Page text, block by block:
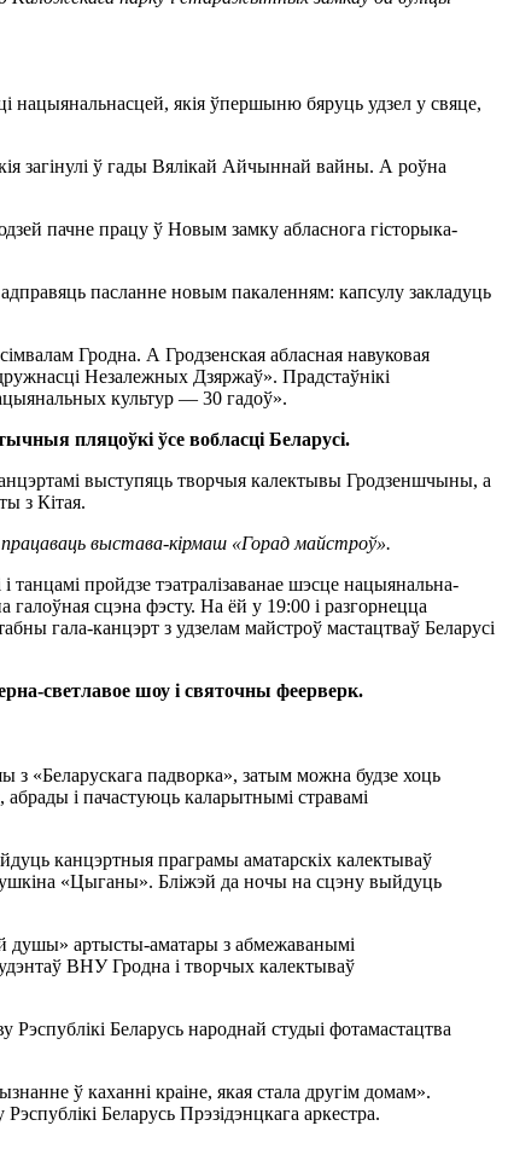
якія ўпершыню бяруць удзел у свяце,
загінулі ў гады Вялікай Айчыннай вайны. А роўна
пачне працу ў Новым замку абласнога гісторыка-
пасланне новым пакаленням: капсулу закладуць
Гродна. А Гродзенская абласная навуковая
Незалежных Дзяржаў». Прадстаўнікі
культур — 30 гадоў».
пляцоўкі ўсе вобласці Беларусі.
выступяць творчыя калектывы Гродзеншчыны, а
з Кітая.
выстава-кірмаш «Горад майстроў».
пройдзе тэатралізаванае шэсце нацыянальна-
сцэна фэсту. На ёй у 19:00 і разгорнецца
гала-канцэрт з удзелам майстроў мастацтваў Беларусі
светлавое шоу і святочны феерверк.
з «Беларускага падворка», затым можна будзе хоць
і пачастуюць каларытнымі стравамі
канцэртныя праграмы аматарскіх калектываў
«Цыганы». Бліжэй да ночы на сцэну выйдуць
душы» артысты-аматары з абмежаванымі
ВНУ Гродна і творчых калектываў
Беларусь народнай студыі фотамастацтва
ў каханні краіне, якая стала другім домам».
Беларусь Прэзідэнцкага аркестра.